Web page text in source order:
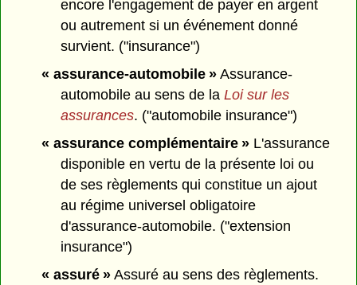
encore l'engagement de payer en argent
ou autrement si un événement donné
survient. ("insurance")
« assurance-automobile »Assurance-
automobile au sens de laLoi sur les
assurances. ("automobile insurance")
« assurance complémentaire »L'assurance
disponible en vertu de la présente loi ou
de ses règlements qui constitue un ajout
au régime universel obligatoire
d'assurance-automobile. ("extension
insurance")
« assuré »Assuré au sens des règlements.